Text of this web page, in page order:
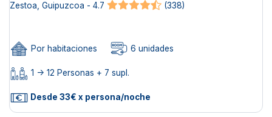
Zestoa, Guipuzcoa - 4.7 (338)
Por habitaciones 6 unidades
1 -> 12 Personas + 7 supl.
Desde 33€ x persona/noche